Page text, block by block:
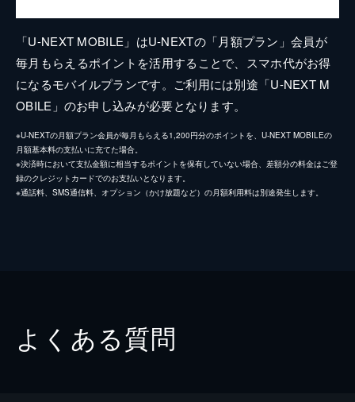
「U-NEXT MOBILE」はU-NEXTの「月額プラン」会員が
毎月もらえるポイントを活用することで、スマホ代がお得
になるモバイルプランです。ご利用には別途「U-NEXT M
OBILE」のお申し込みが必要となります。
※U-NEXTの月額プラン会員が毎月もらえる1,200円分のポイントを、U-NEXT MOBILEの
月額基本料の支払いに充てた場合。
※決済時において支払金額に相当するポイントを保有していない場合、差額分の料金はご登
録のクレジットカードでのお支払いとなります。
※通話料、SMS通信料、オプション（かけ放題など）の月額利用料は別途発生します。
よくある質問